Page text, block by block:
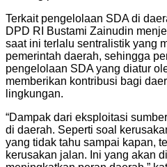
Terkait pengelolaan SDA di
DPD RI Bustami Zainudin
saat ini terlalu sentralistik yang
pemerintah daerah, sehingga
pengelolaan SDA yang diatur
memberikan kontribusi bagi
lingkungan.
“Dampak dari eksploitasi
di daerah. Seperti soal
yang tidak tahu sampai kapan,
kerusakan jalan. Ini yang akan